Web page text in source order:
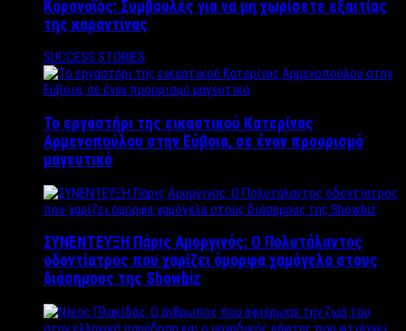
Κορονοϊός: Συμβουλές για να μη χωρίσετε εξαιτίας
της καραντίνας
SUCCESS STORIES
Το εργαστήρι της εικαστικού Κατερίνας
Αρμενοπούλου στην Εύβοια, σε έναν προορισμό
μαγευτικό
ΣΥΝΕΝΤΕΥΞΗ Πάρις Αμοργινός: O Πολυτάλαντος
οδοντίατρος που χαρίζει όμορφα χαμόγελα στους
διάσημους της Showbiz